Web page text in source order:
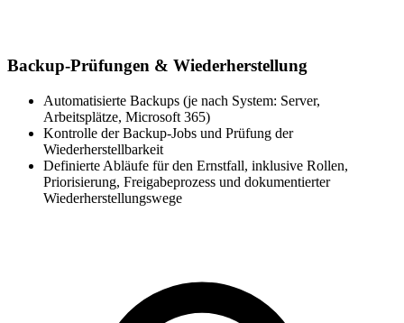
Backup-Prüfungen & Wiederherstellung
Automatisierte Backups (je nach System: Server,
Arbeitsplätze, Microsoft 365)
Kontrolle der Backup-Jobs und Prüfung der
Wiederherstellbarkeit
Definierte Abläufe für den Ernstfall, inklusive Rollen,
Priorisierung, Freigabeprozess und dokumentierter
Wiederherstellungswege